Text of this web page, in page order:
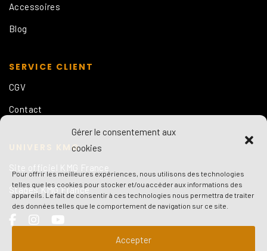
Gérer le consentement aux
cookies
Pour offrir les meilleures expériences, nous utilisons des technologies
telles que les cookies pour stocker et/ou accéder aux informations des
appareils. Le fait de consentir à ces technologies nous permettra de traiter
des données telles que le comportement de navigation sur ce site.
Accepter
Accessoires
Blog
SERVICE CLIENT
CGV
Contact
UNIVERS KMG
Site officiel KMG France
Stages KMG France